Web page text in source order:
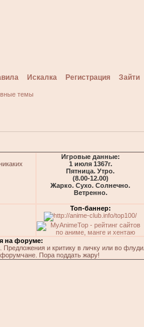
Искалка Регистрация Зайти
темы
Игровые данные:
1 июля 1367г.
Пятница. Утро.
(8.00-12.00)
Жарко. Сухо. Солнечно.
Ветренно.
Топ-баннер:
на форуме:
и критику в личку или во
Пора поддать жару!